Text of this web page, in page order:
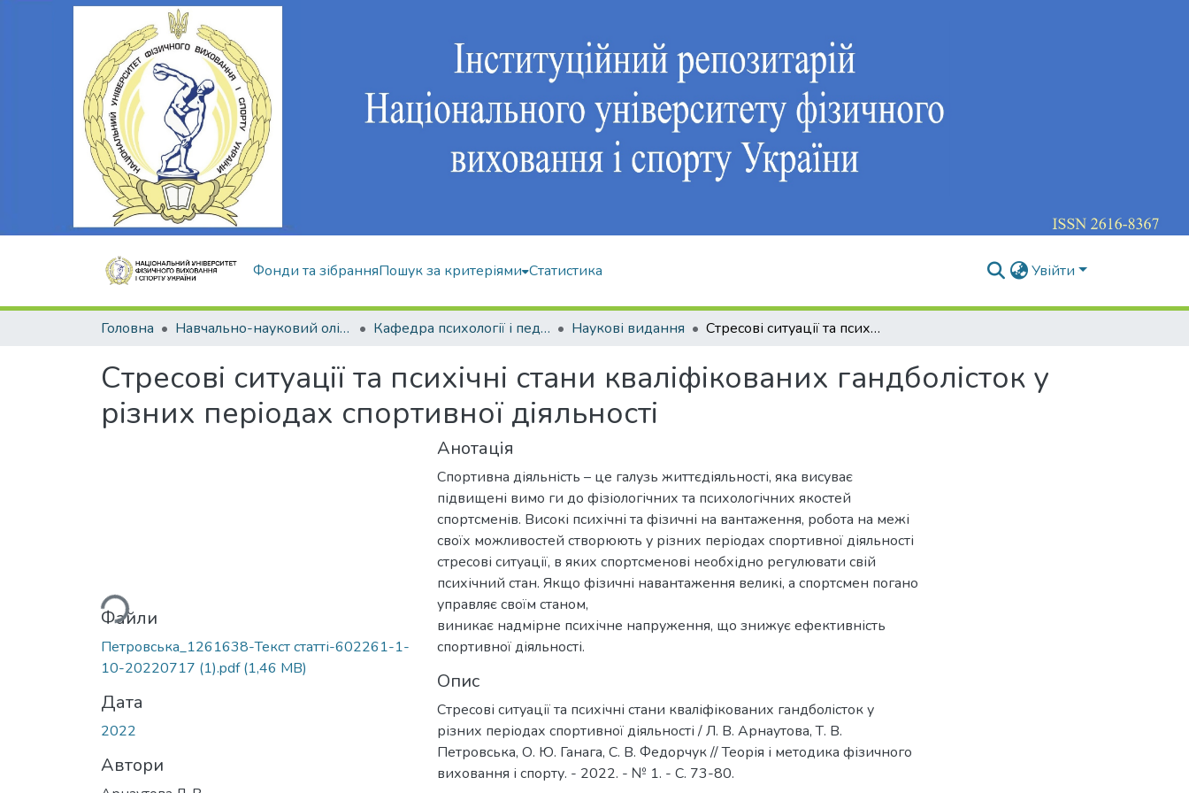
Фонди та зібранняПошук за критеріями Статистика Увійти
Головна Навчально-науковий олімпійський інститут Кафедра психології і педагогіки Наукові видання Стресові ситуації та психічні стани кваліфікованих гандболісток у різних періодах спортивної діяльності
Стресові ситуації та психічні стани кваліфікованих гандболісток у
різних періодах спортивної діяльності
Вантажиться...
Файли
Петровська_1261638-Текст статті-602261-1-
10-20220717 (1).pdf(1,46 MB)
Дата
2022
Автори
Анотація
Спортивна діяльність – це галузь життєдіяльності, яка висуває
підвищені вимо ги до фізіологічних та психологічних якостей
спортсменів. Високі психічні та фізичні на вантаження, робота на межі
своїх можливостей створюють у різних періодах спортивної діяльності
стресові ситуації, в яких спортсменові необхідно регулювати свій
психічний стан. Якщо фізичні навантаження великі, а спортсмен погано
управляє своїм станом,
виникає надмірне психічне напруження, що знижує ефективність
спортивної діяльності.
Опис
Стресові ситуації та психічні стани кваліфікованих гандболісток у
різних періодах спортивної діяльності / Л. В. Арнаутова, Т. В.
Петровська, О. Ю. Ганага, С. В. Федорчук // Теорія і методика фізичного
виховання і спорту. - 2022. - № 1. - С. 73-80.